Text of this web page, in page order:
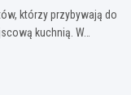
którzy przybywają do
kuchnią. W…